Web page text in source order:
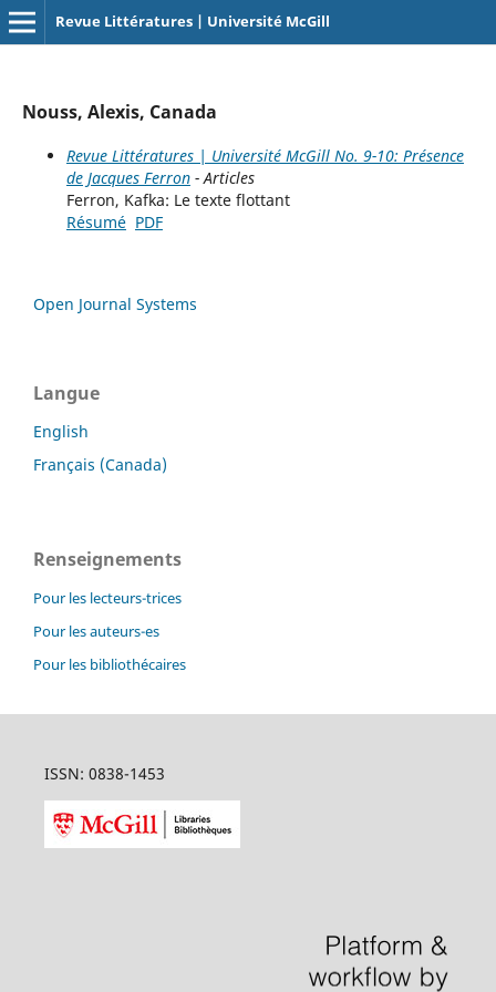
Revue Littératures | Université McGill
Nouss, Alexis, Canada
Revue Littératures | Université McGill No. 9-10: Présence
de Jacques Ferron- Articles
Ferron, Kafka: Le texte flottant
Résumé PDF
Open Journal Systems
Langue
English
Français (Canada)
Renseignements
Pour les lecteurs-trices
Pour les auteurs-es
Pour les bibliothécaires
ISSN: 0838-1453